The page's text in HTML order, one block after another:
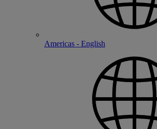
Americas - English